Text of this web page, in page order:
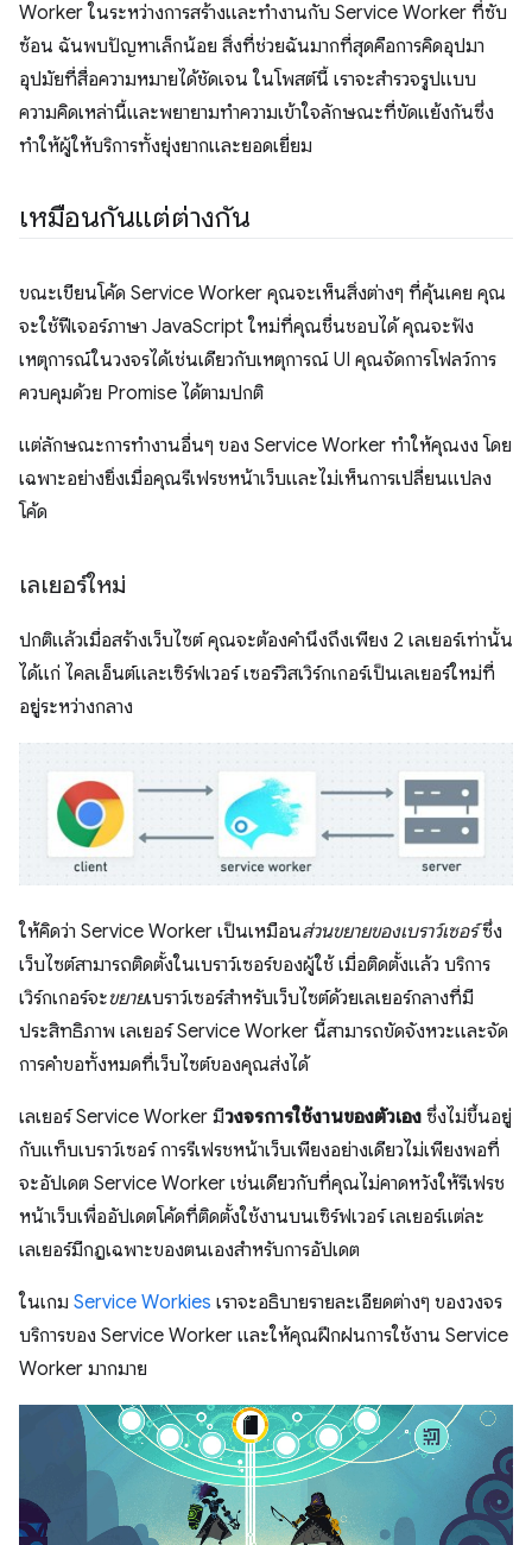
Worker ในระหว่างการสร้างและทำงานกับ Service Worker ที่ซับ
ซ้อน ฉันพบปัญหาเล็กน้อย สิ่งที่ช่วยฉันมากที่สุดคือการคิดอุปมา
อุปมัยที่สื่อความหมายได้ชัดเจน ในโพสต์นี้ เราจะสำรวจรูปแบบ
ความคิดเหล่านี้และพยายามทำความเข้าใจลักษณะที่ขัดแย้งกันซึ่ง
ทําให้ผู้ให้บริการทั้งยุ่งยากและยอดเยี่ยม
เหมือนกันแต่ต่างกัน
ขณะเขียนโค้ด Service Worker คุณจะเห็นสิ่งต่างๆ ที่คุ้นเคย คุณ
จะใช้ฟีเจอร์ภาษา JavaScript ใหม่ที่คุณชื่นชอบได้ คุณจะฟัง
เหตุการณ์ในวงจรได้เช่นเดียวกับเหตุการณ์ UI คุณจัดการโฟลว์การ
ควบคุมด้วย Promise ได้ตามปกติ
แต่ลักษณะการทํางานอื่นๆ ของ Service Worker ทําให้คุณงง โดย
เฉพาะอย่างยิ่งเมื่อคุณรีเฟรชหน้าเว็บและไม่เห็นการเปลี่ยนแปลง
โค้ด
เลเยอร์ใหม่
ปกติแล้วเมื่อสร้างเว็บไซต์ คุณจะต้องคำนึงถึงเพียง 2 เลเยอร์เท่านั้น
ได้แก่ ไคลเอ็นต์และเซิร์ฟเวอร์ เซอร์วิสเวิร์กเกอร์เป็นเลเยอร์ใหม่ที่
อยู่ระหว่างกลาง
ให้คิดว่า Service Worker เป็นเหมือนส่วนขยายของเบราว์เซอร์ซึ่ง
เว็บไซต์สามารถติดตั้งในเบราว์เซอร์ของผู้ใช้ เมื่อติดตั้งแล้ว บริการ
เวิร์กเกอร์จะขยายเบราว์เซอร์สำหรับเว็บไซต์ด้วยเลเยอร์กลางที่มี
ประสิทธิภาพ เลเยอร์ Service Worker นี้สามารถขัดจังหวะและจัด
การคําขอทั้งหมดที่เว็บไซต์ของคุณส่งได้
เลเยอร์ Service Worker มีวงจรการใช้งานของตัวเอง ซึ่งไม่ขึ้นอยู่
กับแท็บเบราว์เซอร์ การรีเฟรชหน้าเว็บเพียงอย่างเดียวไม่เพียงพอที่
จะอัปเดต Service Worker เช่นเดียวกับที่คุณไม่คาดหวังให้รีเฟรช
หน้าเว็บเพื่ออัปเดตโค้ดที่ติดตั้งใช้งานบนเซิร์ฟเวอร์ เลเยอร์แต่ละ
เลเยอร์มีกฎเฉพาะของตนเองสำหรับการอัปเดต
ในเกม Service Workies เราจะอธิบายรายละเอียดต่างๆ ของวงจร
บริการของ Service Worker และให้คุณฝึกฝนการใช้งาน Service
Worker มากมาย